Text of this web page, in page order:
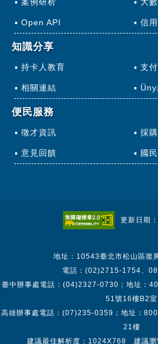
Open API 信
知識分享
持卡人教育 支
相關連結
便民服務
徵才資訊 採
意見回饋 國
更新日期
地址：10543臺北市松山區復
電話：(02)2715-1754、
臺中辦事處電話：(04)2327-0730；地址：
51號16樓B2室
高雄辦事處電話：(07)235-0359；地址：
21樓
建議最佳解析度：1024X768 建議